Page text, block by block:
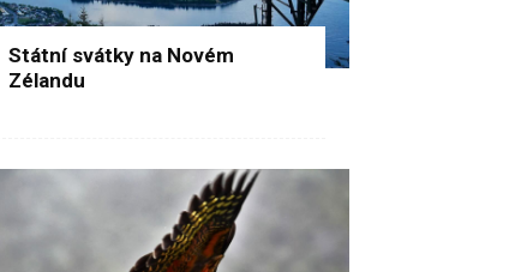
Státní svátky na Novém
Zélandu